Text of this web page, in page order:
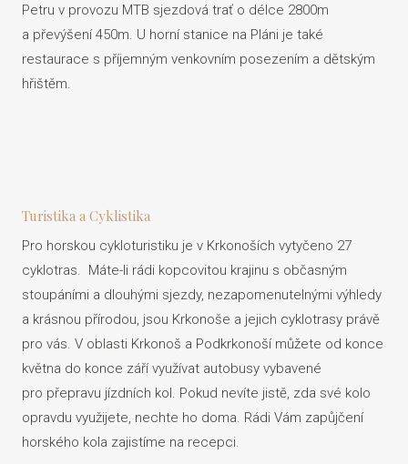
Petru v provozu MTB sjezdová trať o délce 2800m
a převýšení 450m. U horní stanice na Pláni je také
restaurace s příjemným venkovním posezením a dětským
hřištěm.
Turistika a Cyklistika
Pro horskou cykloturistiku je v Krkonoších vytyčeno 27
cyklotras. Máte-li rádi kopcovitou krajinu s občasným
stoupáními a dlouhými sjezdy, nezapomenutelnými výhledy
a krásnou přírodou, jsou Krkonoše a jejich cyklotrasy právě
pro vás. V oblasti Krkonoš a Podkrkonoší můžete od konce
května do konce září využívat autobusy vybavené
pro přepravu jízdních kol. Pokud nevíte jistě, zda své kolo
opravdu využijete, nechte ho doma. Rádi Vám zapůjčení
horského kola zajistíme na recepci.